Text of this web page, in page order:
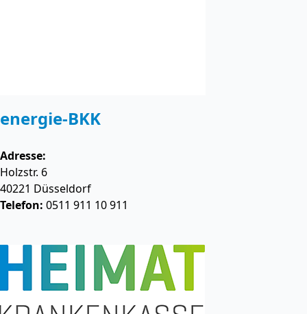
energie-BKK
Adresse:
Holzstr. 6
40221 Düsseldorf
Telefon: 0511 911 10 911